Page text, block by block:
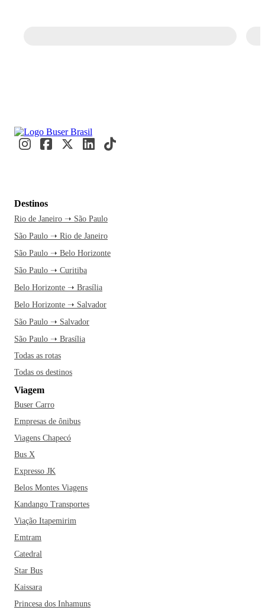
Destinos
Rio de Janeiro ➝ São Paulo
São Paulo ➝ Rio de Janeiro
São Paulo ➝ Belo Horizonte
São Paulo ➝ Curitiba
Belo Horizonte ➝ Brasília
Belo Horizonte ➝ Salvador
São Paulo ➝ Salvador
São Paulo ➝ Brasília
Todas as rotas
Todas os destinos
Viagem
Buser Carro
Empresas de ônibus
Viagens Chapecó
Bus X
Expresso JK
Belos Montes Viagens
Kandango Transportes
Viação Itapemirim
Emtram
Catedral
Star Bus
Kaissara
Princesa dos Inhamuns